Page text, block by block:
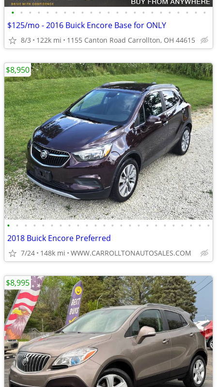
• • • • • • • • • • • • • • • • • • • • • • •
$125/mo - 2016 Buick Encore Base for ONLY
8/3 122k mi 1155 Canton Road Carrollton, OH 44615
• • • • • • • • • • • • • • • • • • • • • • • •
2018 Buick Encore Preferred
7/24 148k mi WWW.CARROLLTONAUTOSALES.COM
$8,950
$8,995